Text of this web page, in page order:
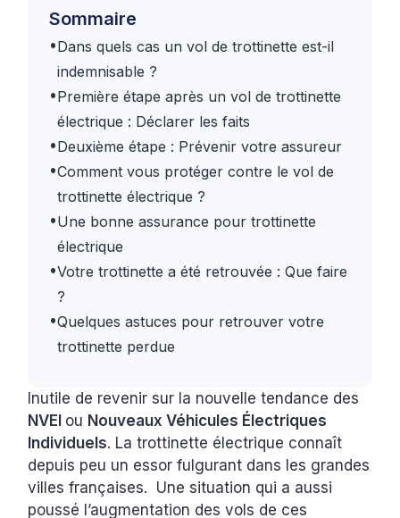
Sommaire
•Dans quels cas un vol de trottinette est-il
indemnisable ?
•Première étape après un vol de trottinette
électrique : Déclarer les faits
•Deuxième étape : Prévenir votre assureur
•Comment vous protéger contre le vol de
trottinette électrique ?
•Une bonne assurance pour trottinette
électrique
•Votre trottinette a été retrouvée : Que faire
?
•Quelques astuces pour retrouver votre
trottinette perdue
Inutile de revenir sur la nouvelle tendance des
NVEI ou Nouveaux Véhicules Électriques
Individuels. La trottinette électrique connaît
depuis peu un essor fulgurant dans les grandes
villes françaises. Une situation qui a aussi
poussé l’augmentation des vols de ces